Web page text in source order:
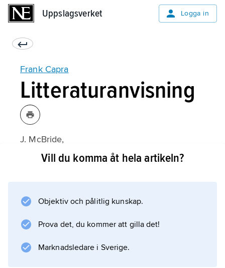
Uppslagsverket Logga in
Frank Capra
Litteraturanvisning
J. McBride,
Unmasking Frank Capra
Vill du komma åt hela artikeln?
Objektiv och pålitlig kunskap.
Prova det, du kommer att gilla det!
Marknadsledare i Sverige.